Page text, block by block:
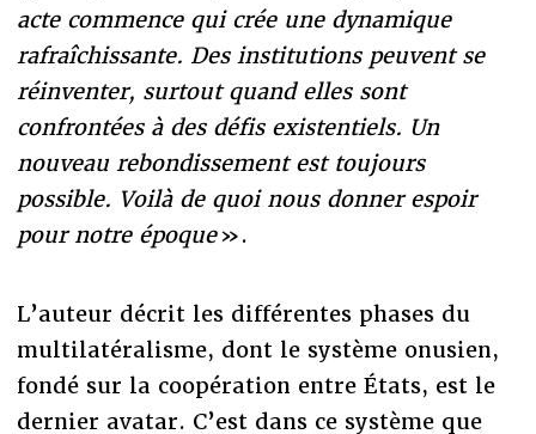
acte commence qui crée une dynamique
rafraîchissante. Des institutions peuvent se
réinventer, surtout quand elles sont
confrontées à des défis existentiels. Un
nouveau rebondissement est toujours
possible. Voilà de quoi nous donner espoir
pour notre époque».
L’auteur décrit les différentes phases du
multilatéralisme, dont le système onusien,
fondé sur la coopération entre États, est le
dernier avatar. C’est dans ce système que